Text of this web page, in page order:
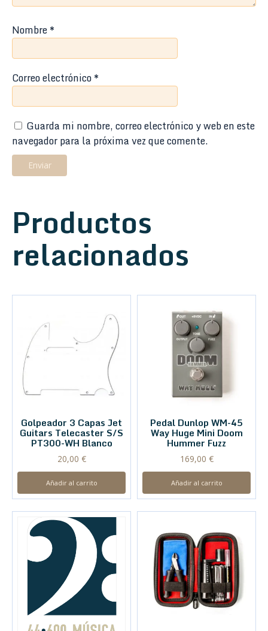
Nombre*
Correo electrónico*
Guarda mi nombre, correo electrónico y web en este
navegador para la próxima vez que comente.
Productos
relacionados
Golpeador 3 Capas Jet
Guitars Telecaster S/S
PT300-WH Blanco
20,00 €
Añadir al carrito
Pedal Dunlop WM-45
Way Huge Mini Doom
Hummer Fuzz
169,00 €
Añadir al carrito